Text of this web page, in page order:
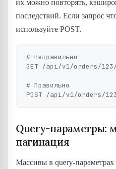
их можно повторять,
последствий. Если запрос
используйте POST.
# Неправильно
GET /api/v1/orders/
# Правильно
Query-параметры:
пагинация
Массивы в query-